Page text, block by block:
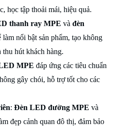
học tập thoải mái, hiệu quả.
thanh ray MPE và đèn
nổi bật sản phẩm, tạo không
hút khách hàng.
MPE đáp ứng các tiêu chuẩn
gây chói, hỗ trợ tốt cho các
: Đèn LED đường MPE và
đẹp cảnh quan đô thị, đảm bảo